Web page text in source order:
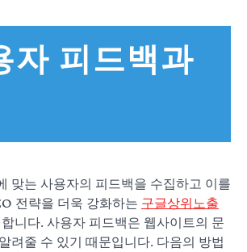
자 피드백과
맞는 사용자의 피드백을 수집하고 이를
전략을 더욱 강화하는 구글상위노출
니다. 사용자 피드백은 웹사이트의 문
려줄 수 있기 때문입니다. 다음의 방법